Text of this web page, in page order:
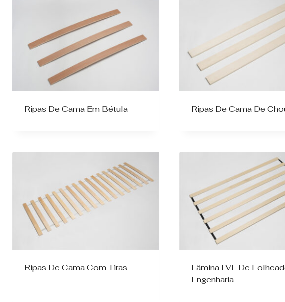
Ripas De Cama Em Bétula Ripas De Cama De
Ripas De Cama Com Tiras
Lâmina LVL De
Engenharia